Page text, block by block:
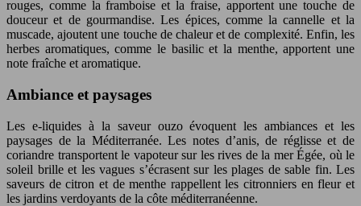
rouges, comme la framboise et la fraise, apportent une touche de
douceur et de gourmandise. Les épices, comme la cannelle et la
muscade, ajoutent une touche de chaleur et de complexité. Enfin, les
herbes aromatiques, comme le basilic et la menthe, apportent une
note fraîche et aromatique.
Ambiance et paysages
Les e-liquides à la saveur ouzo évoquent les ambiances et les
paysages de la Méditerranée. Les notes d’anis, de réglisse et de
coriandre transportent le vapoteur sur les rives de la mer Égée, où le
soleil brille et les vagues s’écrasent sur les plages de sable fin. Les
saveurs de citron et de menthe rappellent les citronniers en fleur et
les jardins verdoyants de la côte méditerranéenne.